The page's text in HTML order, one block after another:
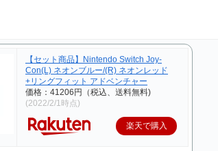
【セット商品】Nintendo Switch Joy-
Con(L) ネオンブルー/(R) ネオンレッド
+リングフィット アドベンチャー
価格：41206円（税込、送料無料)
(2022/2/1時点)
楽天で購入